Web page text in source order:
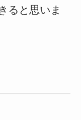
ると思いま